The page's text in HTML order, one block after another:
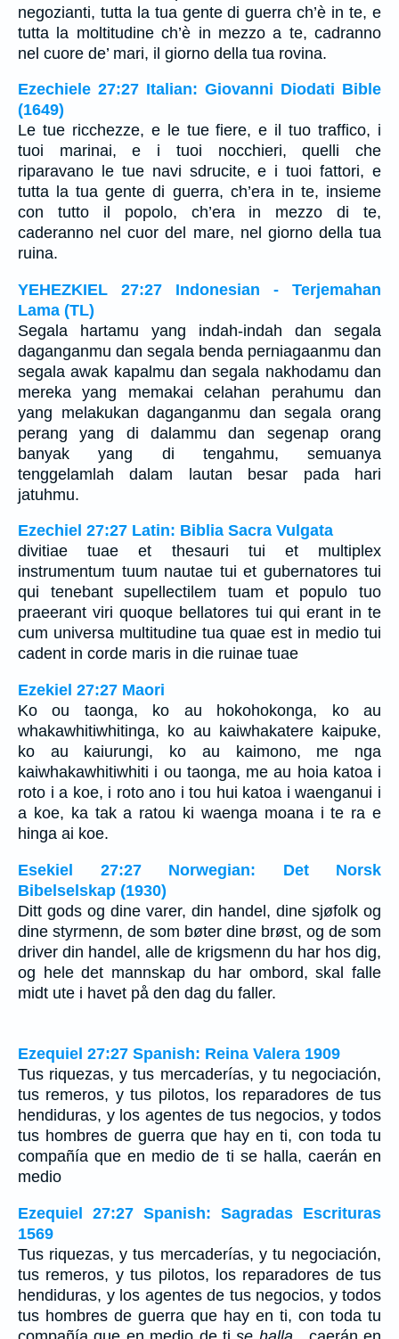
negozianti, tutta la tua gente di guerra ch’è in te, e
tutta la moltitudine ch’è in mezzo a te, cadranno
nel cuore de’ mari, il giorno della tua rovina.
Ezechiele 27:27 Italian: Giovanni Diodati Bible
(1649)
Le tue ricchezze, e le tue fiere, e il tuo traffico, i
tuoi marinai, e i tuoi nocchieri, quelli che
riparavano le tue navi sdrucite, e i tuoi fattori, e
tutta la tua gente di guerra, ch’era in te, insieme
con tutto il popolo, ch’era in mezzo di te,
caderanno nel cuor del mare, nel giorno della tua
ruina.
YEHEZKIEL 27:27 Indonesian - Terjemahan
Lama (TL)
Segala hartamu yang indah-indah dan segala
daganganmu dan segala benda perniagaanmu dan
segala awak kapalmu dan segala nakhodamu dan
mereka yang memakai celahan perahumu dan
yang melakukan daganganmu dan segala orang
perang yang di dalammu dan segenap orang
banyak yang di tengahmu, semuanya
tenggelamlah dalam lautan besar pada hari
jatuhmu.
Ezechiel 27:27 Latin: Biblia Sacra Vulgata
divitiae tuae et thesauri tui et multiplex
instrumentum tuum nautae tui et gubernatores tui
qui tenebant supellectilem tuam et populo tuo
praeerant viri quoque bellatores tui qui erant in te
cum universa multitudine tua quae est in medio tui
cadent in corde maris in die ruinae tuae
Ezekiel 27:27 Maori
Ko ou taonga, ko au hokohokonga, ko au
whakawhitiwhitinga, ko au kaiwhakatere kaipuke,
ko au kaiurungi, ko au kaimono, me nga
kaiwhakawhitiwhiti i ou taonga, me au hoia katoa i
roto i a koe, i roto ano i tou hui katoa i waenganui i
a koe, ka tak a ratou ki waenga moana i te ra e
hinga ai koe.
Esekiel 27:27 Norwegian: Det Norsk
Bibelselskap (1930)
Ditt gods og dine varer, din handel, dine sjøfolk og
dine styrmenn, de som bøter dine brøst, og de som
driver din handel, alle de krigsmenn du har hos dig,
og hele det mannskap du har ombord, skal falle
midt ute i havet på den dag du faller.
Ezequiel 27:27 Spanish: Reina Valera 1909
Tus riquezas, y tus mercaderías, y tu negociación,
tus remeros, y tus pilotos, los reparadores de tus
hendiduras, y los agentes de tus negocios, y todos
tus hombres de guerra que hay en ti, con toda tu
compañía que en medio de ti se halla, caerán en
medio
Ezequiel 27:27 Spanish: Sagradas Escrituras
1569
Tus riquezas, y tus mercaderías, y tu negociación,
tus remeros, y tus pilotos, los reparadores de tus
hendiduras, y los agentes de tus negocios, y todos
tus hombres de guerra que hay en ti, con toda tu